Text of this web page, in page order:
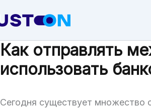
Как отправлять
использовать
Сегодня существует множество